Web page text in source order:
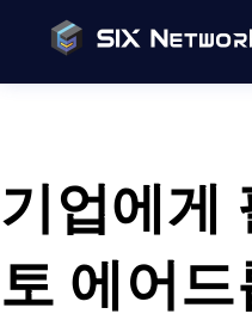
기업에게
토 에어